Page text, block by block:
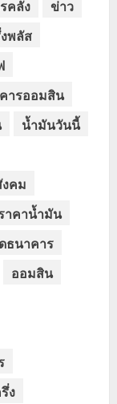
คลัง
ข่าว
พลัส
ารออมสิน
น้ำมันวันนี้
คม
าคาน้ำมัน
ธนาคาร
ออมสิน
ง